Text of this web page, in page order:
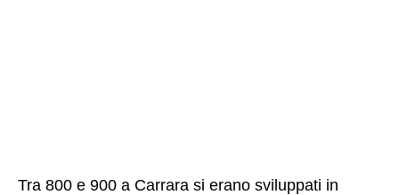
Tra 800 e 900 a Carrara si erano sviluppati in